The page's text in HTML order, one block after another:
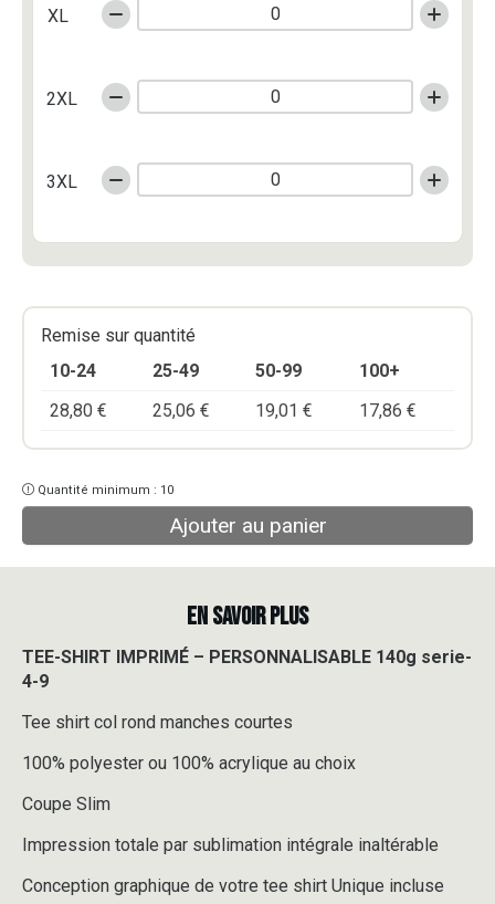
XL
2XL
3XL
Remise sur quantité
10-24
25-49 50-99
100+
28,80 € 25,06 € 19,01 € 17,86 €
Quantité minimum : 10
Ajouter au panier
EN SAVOIR PLUS
TEE-SHIRT IMPRIMÉ – PERSONNALISABLE 140g serie-
4-9
Tee shirt col rond manches courtes
100% polyester ou 100% acrylique au choix
Coupe Slim
Impression totale par sublimation intégrale inaltérable
Conception graphique de votre tee shirt Unique incluse